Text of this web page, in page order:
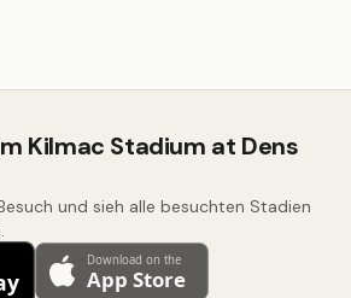
Kilmac Stadium at Dens
und sieh alle besuchten Stadien